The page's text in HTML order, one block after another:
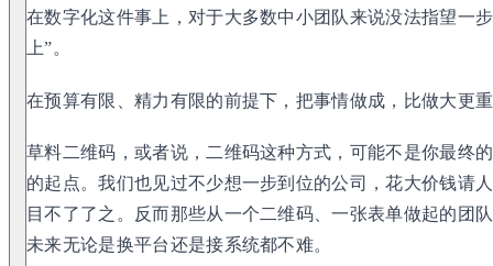
在数字化这件事上，对于大多数中小团队来说没法指望一
上”。
在预算有限、精力有限的前提下，把事情做成，比做大更
草料二维码，或者说，二维码这种方式，可能不是你最终
的起点。我们也见过不少想一步到位的公司，花大价钱请
目不了了之。反而那些从一个二维码、一张表单做起的团
未来无论是换平台还是接系统都不难。